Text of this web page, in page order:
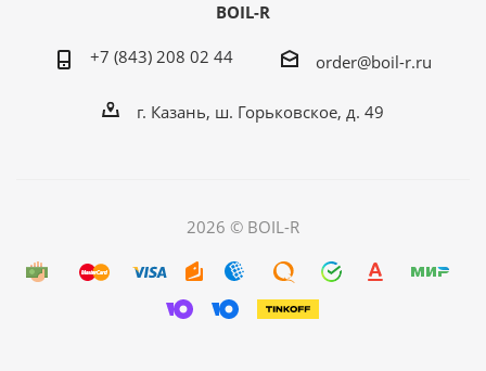
BOIL-R
+7 (843) 208 02 44 order@boil-r.ru
г. Казань, ш. Горьковское, д. 49
2026 © BOIL-R